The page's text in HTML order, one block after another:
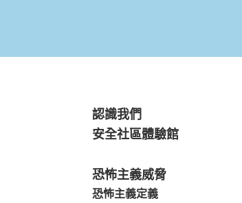
認識我們
安全社區體驗館
恐怖主義威脅
恐怖主義定義